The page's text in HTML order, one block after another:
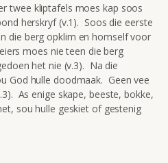
twee kliptafels moes kap soos
herskryf (v.1). Soos die eerste
die berg opklim en homself voor
moes nie teen die berg
het nie (v.3). Na die
God hulle doodmaak. Geen vee
As enige skape, beeste, bokke,
sou hulle geskiet of gestenig